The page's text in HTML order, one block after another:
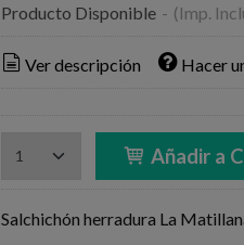
Producto Disponible - (Imp.
Ver descripción Hacer
Añadir a
Salchichón herradura La